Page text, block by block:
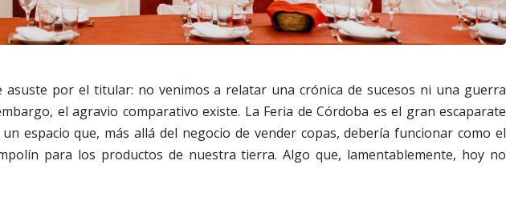
asuste por el titular: no venimos a relatar una crónica de sucesos ni una guerra
el agravio comparativo existe. La Feria de Córdoba es el gran escaparate
espacio que, más allá del negocio de vender copas, debería funcionar como el
para los productos de nuestra tierra. Algo que, lamentablemente, hoy no